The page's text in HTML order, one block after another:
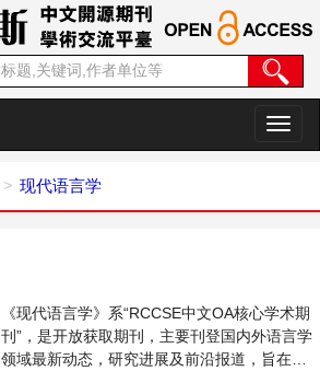
切
换
现代语言学
《现代语言学》系“RCCSE中文OA核心学术期
刊”，是开放获取期刊，主要刊登国内外语言学
领域最新动态，研究进展及前沿报道，旨在给